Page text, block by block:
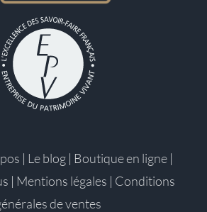
| Le blog | Boutique en ligne |
| Mentions légales | Conditions
de ventes